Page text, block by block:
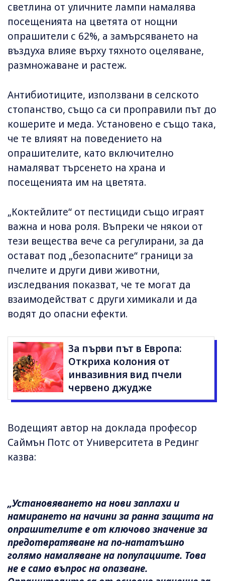
светлина от уличните лампи намалява
посещенията на цветята от нощни
опрашители с 62%, а замърсяването на
въздуха влияе върху тяхното оцеляване,
размножаване и растеж.
Антибиотиците, използвани в селското
стопанство, също са си проправили път до
кошерите и меда. Установено е също така,
че те влияят на поведението на
опрашителите, като включително
намаляват търсенето на храна и
посещенията им на цветята.
„Коктейлите“ от пестициди също играят
важна и нова роля. Въпреки че някои от
тези вещества вече са регулирани, за да
остават под „безопасните“ граници за
пчелите и други диви животни,
изследвания показват, че те могат да
взаимодействат с други химикали и да
водят до опасни ефекти.
За първи път в Европа:
Откриха колония от
инвазивния вид пчели
червено джудже
Водещият автор на доклада професор
Саймън Потс от Университета в Рединг
казва:
„Установяването на нови заплахи и
намирането на начини за ранна защита на
опрашителите е от ключово значение за
предотвратяване на по-нататъшно
голямо намаляване на популациите. Това
не е само въпрос на опазване.